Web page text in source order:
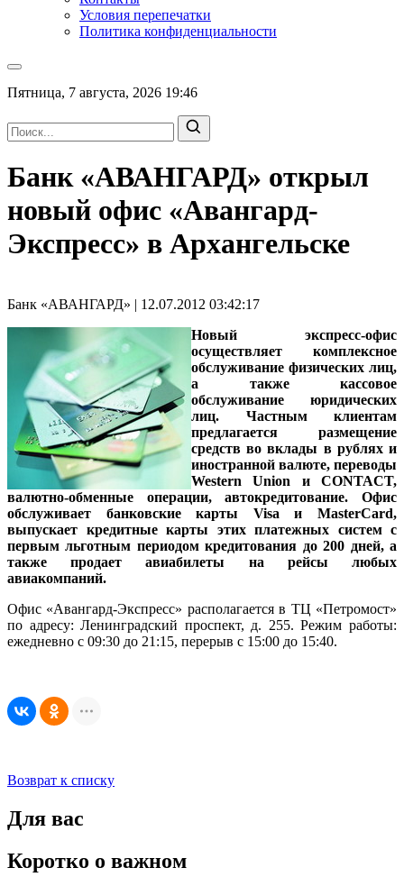
Условия перепечатки
Политика конфиденциальности
Пятница, 7 августа, 2026 19:46
Банк «АВАНГАРД» открыл
новый офис «Авангард-
Экспресс» в Архангельске
Банк «АВАНГАРД» | 12.07.2012 03:42:17
Новый экспресс-офис
осуществляет комплексное
обслуживание физических лиц,
а также кассовое
обслуживание юридических
лиц. Частным клиентам
предлагается размещение
средств во вклады в рублях и
иностранной валюте, переводы
Western Union и CONTACT,
валютно-обменные операции, автокредитование. Офис
обслуживает банковские карты Visa и MasterCard,
выпускает кредитные карты этих платежных систем с
первым льготным периодом кредитования до 200 дней, а
также продает авиабилеты на рейсы любых
авиакомпаний.
Офис «Авангард-Экспресс» располагается в ТЦ «Петромост»
по адресу: Ленинградский проспект, д. 255. Режим работы:
ежедневно с 09:30 до 21:15, перерыв с 15:00 до 15:40.
Возврат к списку
Для вас
Коротко о важном